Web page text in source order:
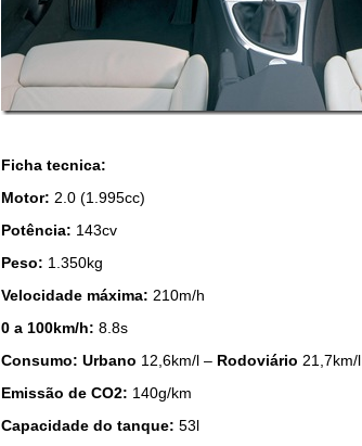
Ficha tecnica:
Motor: 2.0 (1.995cc)
Potência: 143cv
Peso: 1.350kg
Velocidade máxima: 210m/h
0 a 100km/h: 8.8s
Consumo: Urbano 12,6km/l – Rodoviário 21,7km/l
Emissão de CO2: 140g/km
Capacidade do tanque: 53l